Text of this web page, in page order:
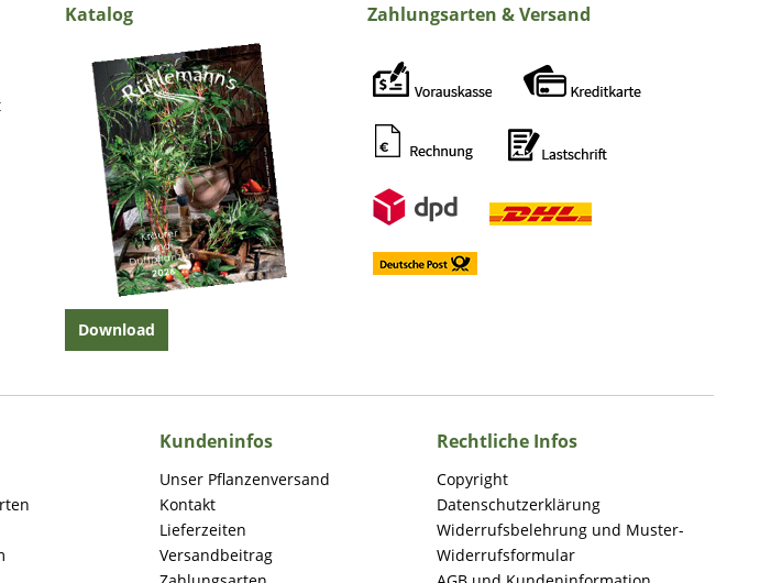
Katalog
Download
Zahlungsarten & Versand
Kundeninfos
Unser Pflanzenversand
Kontakt
Lieferzeiten
Versandbeitrag
Rechtliche Infos
Copyright
Datenschutzerklärung
Widerrufsbelehrung und Muster-
Widerrufsformular